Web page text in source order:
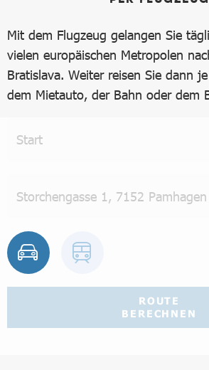
Mit dem Flugzeug gelangen Sie
vielen europäischen Metropolen
Bratislava. Weiter reisen Sie dann
dem Mietauto, der Bahn oder dem
ROUTE
BERECHNEN